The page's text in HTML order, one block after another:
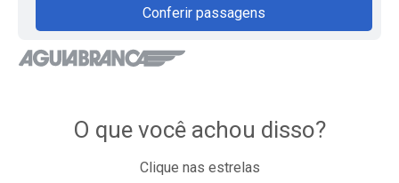
Conferir passagens
O que você achou disso?
Clique nas estrelas